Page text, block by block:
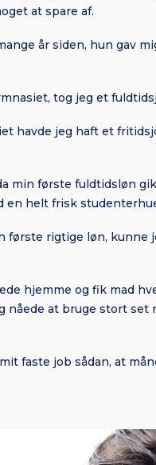
at spare af.
år siden, hun gav
tog jeg et
havde jeg haft et
min første fuldtidsløn
en helt frisk
første rigtige løn, kunne
hjemme og fik mad
nåede at bruge stort set
faste job sådan, at